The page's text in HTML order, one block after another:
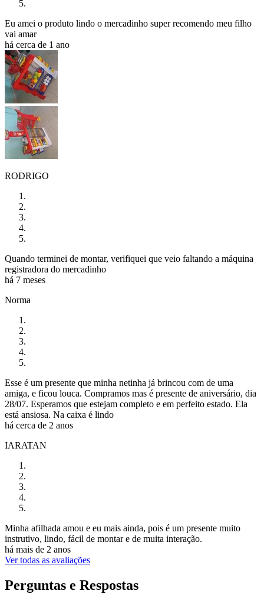
Eu amei o produto lindo o mercadinho super recomendo meu filho
vai amar
há cerca de 1 ano
RODRIGO
Quando terminei de montar, verifiquei que veio faltando a máquina
registradora do mercadinho
há 7 meses
Norma
Esse é um presente que minha netinha já brincou com de uma
amiga, e ficou louca. Compramos mas é presente de aniversário, dia
28/07. Esperamos que estejam completo e em perfeito estado. Ela
está ansiosa. Na caixa é lindo
há cerca de 2 anos
IARATAN
Minha afilhada amou e eu mais ainda, pois é um presente muito
instrutivo, lindo, fácil de montar e de muita interação.
há mais de 2 anos
Ver todas as avaliações
Perguntas e Respostas